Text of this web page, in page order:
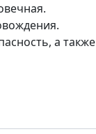
а также